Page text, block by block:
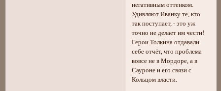
негативным оттенком.
Удивляют Иванку те, кто
так поступает, - это уж
точно не делает им чести!
Герои Толкина отдавали
себе отчёт, что проблема
вовсе не в Мордоре, а в
Сауроне и его связи с
Кольцом власти.